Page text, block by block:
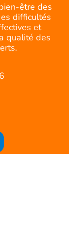
être des
difficultés
et
qualité des